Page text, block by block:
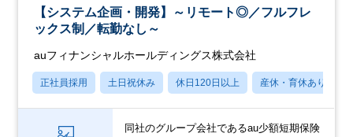
【システム企画・開発】～リモート◎／フルフレ
ックス制／転勤なし～
auフィナンシャルホールディングス株式会社
正社員採用 土日祝休み 休日120日以上 産休・育休あり
同社のグループ会社であるau少額短期保険